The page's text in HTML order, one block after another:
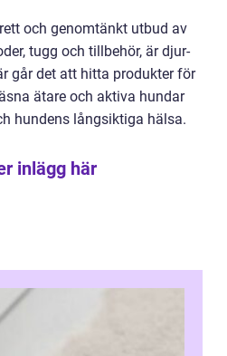
och genomtänkt utbud av
tugg och tillbehör, är djur-
går det att hitta produkter för
ätare och aktiva hundar
hundens långsiktiga hälsa.
inlägg här